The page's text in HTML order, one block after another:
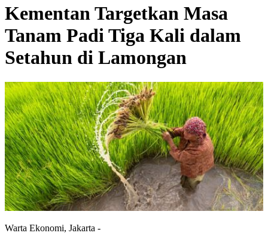
Kementan Targetkan Masa
Tanam Padi Tiga Kali dalam
Setahun di Lamongan
Warta Ekonomi, Jakarta -